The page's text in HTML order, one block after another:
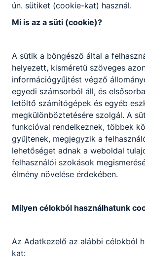
A Föld napja 2023
2023. április 22.
2022. október 28.
ún. sütiket (cookie-kat) használ.
Mi is az a süti (cookie)?
A sütik a böngésző által a
helyezett, kisméretű szöveges
információgyűjtést végző
egyedi számsorból áll, és
letöltő számítógépek és egyéb
megkülönböztetésére szolgál. A
funkcióval rendelkeznek, többek
gyűjtenek, megjegyzik a
lehetőséget adnak a weboldal
felhasználói szokások
élmény növelése érdekében.
Milyen célokból használhatunk
Az Adatkezelő az alábbi célokból
kat: